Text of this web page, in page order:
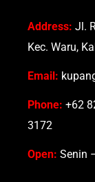
Address: Jl.
Kec. Waru,
Email:
Phone: +62
3172
Open: Senin